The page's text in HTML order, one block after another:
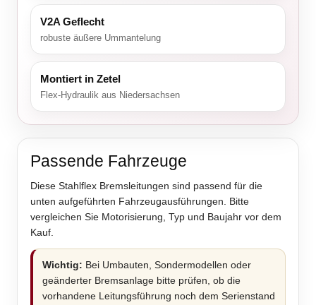
V2A Geflecht
robuste äußere Ummantelung
Montiert in Zetel
Flex-Hydraulik aus Niedersachsen
Passende Fahrzeuge
Diese Stahlflex Bremsleitungen sind passend für die
unten aufgeführten Fahrzeugausführungen. Bitte
vergleichen Sie Motorisierung, Typ und Baujahr vor dem
Kauf.
Wichtig: Bei Umbauten, Sondermodellen oder
geänderter Bremsanlage bitte prüfen, ob die
vorhandene Leitungsführung noch dem Serienstand